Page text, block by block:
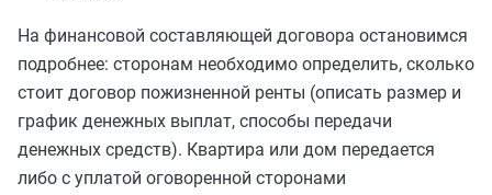
На финансовой составляющей договора остановимся
подробнее: сторонам необходимо определить, сколько
стоит договор пожизненной ренты (описать размер и
график денежных выплат, способы передачи
денежных средств). Квартира или дом передается
либо с уплатой оговоренной сторонами